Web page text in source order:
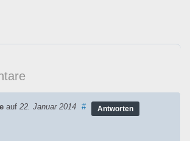
auf 22. Januar 2014 # Antworten